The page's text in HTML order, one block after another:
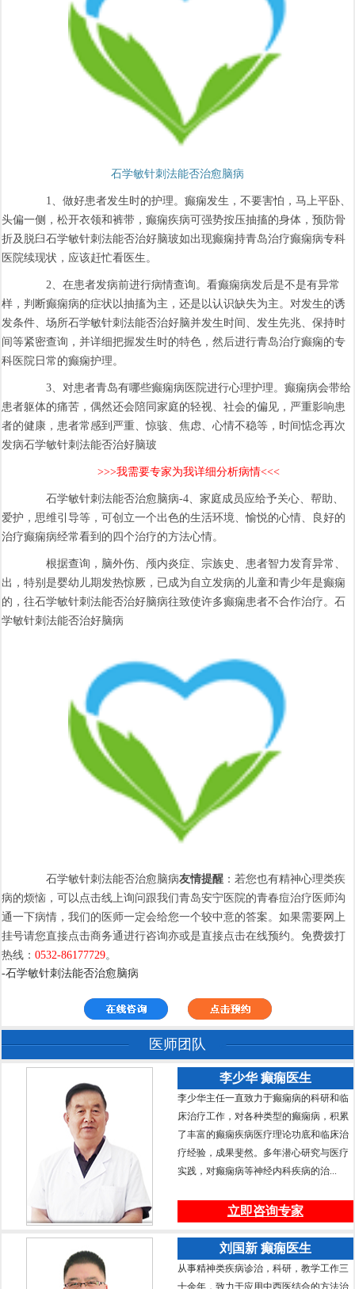
石学敏针刺法能否治愈脑病
1、做好患者发生时的护理。癫痫发生，不要害怕，马上平卧、
头偏一侧，松开衣领和裤带，癫痫疾病可强势按压抽搐的身体，预防骨
折及脱臼石学敏针刺法能否治好脑玻如出现癫痫持青岛治疗癫痫病专科
医院续现状，应该赶忙看医生。
2、在患者发病前进行病情查询。看癫痫病发后是不是有异常
样，判断癫痫病的症状以抽搐为主，还是以认识缺失为主。对发生的诱
发条件、场所石学敏针刺法能否治好脑并发生时间、发生先兆、保持时
间等紧密查询，并详细把握发生时的特色，然后进行青岛治疗癫痫的专
科医院日常的癫痫护理。
3、对患者青岛有哪些癫痫病医院进行心理护理。癫痫病会带给
患者躯体的痛苦，偶然还会陪同家庭的轻视、社会的偏见，严重影响患
者的健康，患者常感到严重、惊骇、焦虑、心情不稳等，时间惦念再次
发病石学敏针刺法能否治好脑玻
>>>我需要专家为我详细分析病情<<<
石学敏针刺法能否治愈脑病-4、家庭成员应给予关心、帮助、
爱护，思维引导等，可创立一个出色的生活环境、愉悦的心情、良好的
治疗癫痫病经常看到的四个治疗的方法心情。
根据查询，脑外伤、颅内炎症、宗族史、患者智力发育异常、
出，特别是婴幼儿期发热惊厥，已成为自立发病的儿童和青少年是癫痫
的，往石学敏针刺法能否治好脑病往致使许多癫痫患者不合作治疗。石
学敏针刺法能否治好脑病
石学敏针刺法能否治愈脑病友情提醒 ：若您也有精神心理类疾
病的烦恼，可以点击线上询问跟我们青岛安宁医院的青春痘治疗医师沟
通一下病情，我们的医师一定会给您一个较中意的答案。如果需要网上
挂号请您直接点击商务通进行咨询亦或是直接点击在线预约。免费拨打
热线：0532-86177729。
-石学敏针刺法能否治愈脑病
医师团队
李少华 癫痫医生
李少华主任一直致力于癫痫病的科研和临
床治疗工作，对各种类型的癫痫病，积累
了丰富的癫痫疾病医疗理论功底和临床治
疗经验，成果斐然。多年潜心研究与医疗
实践，对癫痫病等神经内科疾病的治...
立即咨询专家
刘国新 癫痫医生
从事精神类疾病诊治，科研，教学工作三